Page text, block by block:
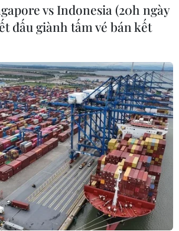
áp thuế chống bán phá
với thép HRC từ Trung
Bộ Công Thương, hàng hóa bị điều
chịu mức thuế 19,38-27,83%, có
kể từ khi ban hành và áp dụng
vs Indonesia (20h ngày
đấu giành tấm vé bán kết